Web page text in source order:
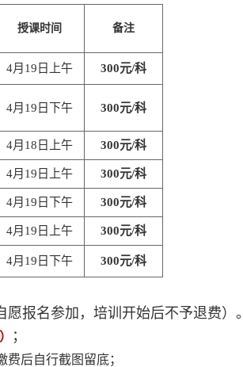
授课时间 备注
4月19日上午 300元/科
4月19日下午 300元/科
4月18日上午 300元/科
4月19日上午 300元/科
4月19日下午 300元/科
4月19日上午 300元/科
4月19日下午 300元/科
报名参加，培训开始后不予退费）。
；
费后自行截图留底；